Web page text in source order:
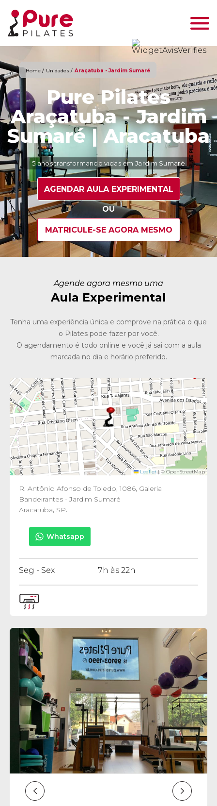
Home / Unidades / Araçatuba - Jardim Sumaré
Pure Pilates
Araçatuba - Jardim
Sumaré | Aracatuba
5 anos transformando vidas em Jardim Sumaré
AGENDAR AULA EXPERIMENTAL
OU
MATRICULE-SE AGORA MESMO
Agende agora mesmo uma
Aula Experimental
Tenha uma experiência única e comprove na prática o que
o Pilates pode fazer por você.
O agendamento é todo online e você já sai com a aula
marcada no dia e horário preferido.
Leaflet | © OpenStreetMap
R. Antônio Afonso de Toledo, 1086, Galeria
Bandeirantes - Jardim Sumaré
Aracatuba, SP.
Whatsapp
Seg - Sex 7h às 22h